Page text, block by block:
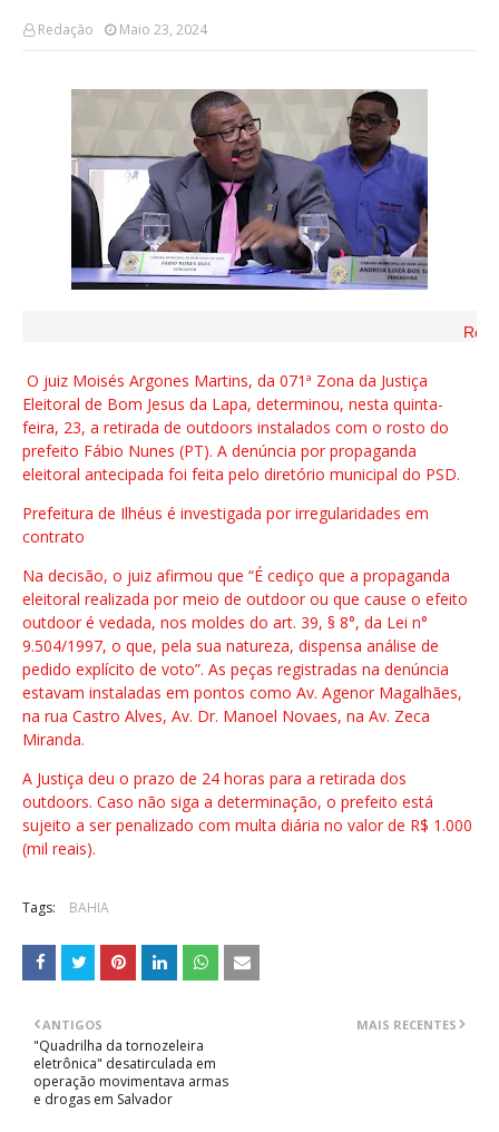
Redação Maio 23, 2024
O juiz Moisés Argones Martins, da 071ª Zona da Justiça
Eleitoral de Bom Jesus da Lapa, determinou, nesta quinta-
feira, 23, a retirada de outdoors instalados com o rosto do
prefeito Fábio Nunes (PT). A denúncia por propaganda
eleitoral antecipada foi feita pelo diretório municipal do PSD.
Prefeitura de Ilhéus é investigada por irregularidades em
contrato
Na decisão, o juiz afirmou que “É cediço que a propaganda
eleitoral realizada por meio de outdoor ou que cause o efeito
outdoor é vedada, nos moldes do art. 39, § 8°, da Lei n°
9.504/1997, o que, pela sua natureza, dispensa análise de
pedido explícito de voto”. As peças registradas na denúncia
estavam instaladas em pontos como Av. Agenor Magalhães,
na rua Castro Alves, Av. Dr. Manoel Novaes, na Av. Zeca
Miranda.
A Justiça deu o prazo de 24 horas para a retirada dos
outdoors. Caso não siga a determinação, o prefeito está
sujeito a ser penalizado com multa diária no valor de R$ 1.000
(mil reais).
Tags: BAHIA
MAIS RECENTES
ANTIGOS
"Quadrilha da tornozeleira
eletrônica" desatirculada em
operação movimentava armas
e drogas em Salvador